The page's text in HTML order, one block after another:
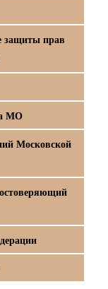
защиты прав
МО
Московской